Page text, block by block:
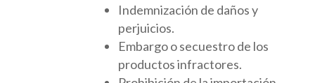
Indemnización de daños y
perjuicios.
Embargo o secuestro de los
productos infractores.